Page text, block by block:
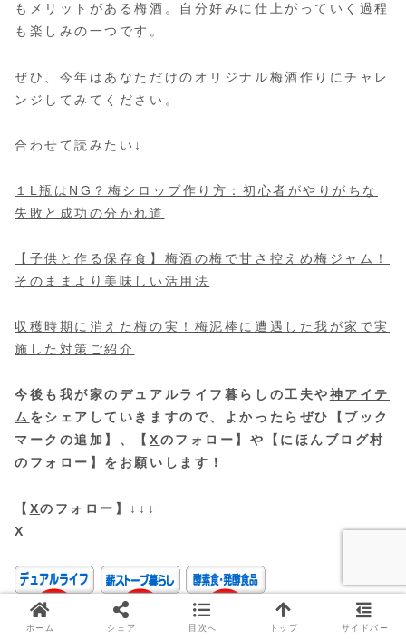
もメリットがある梅酒。自分好みに仕上がっていく過程
も楽しみの一つです。
ぜひ、今年はあなただけのオリジナル梅酒作りにチャレ
ンジしてみてください。
合わせて読みたい↓
１L瓶はNG？梅シロップ作り方：初心者がやりがちな
失敗と成功の分かれ道
【子供と作る保存食】梅酒の梅で甘さ控えめ梅ジャム！
そのままより美味しい活用法
収穫時期に消えた梅の実！梅泥棒に遭遇した我が家で実
施した対策ご紹介
今後も我が家のデュアルライフ暮らしの工夫や神アイテ
ム をシェアしていきますので、よかったらぜひ【ブック
マークの追加】、【Xのフォロー】や【にほんブログ村
のフォロー】をお願いします！
【 Xのフォロー】↓↓↓
X
ボタンクリック（タップ）で応援をお願いします〜
（にほんブログ村 ランキングに参加しています）
ホーム シェア 目次へ トップ サイドバー